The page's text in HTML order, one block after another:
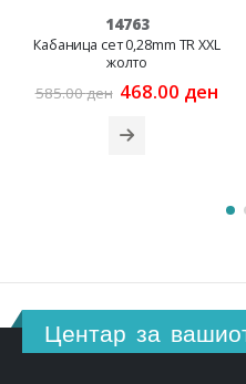
14763
Кабаница сет 0,28mm TR XXL
жолто
585.00ден Original
was:
585.00 ден.
468.00 ден
Центар за